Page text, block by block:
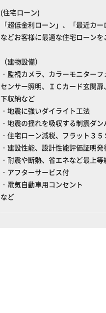
(住宅ローン)
「超低金利ローン」、「最近カ
などお客様に最適な住宅ローンを
（建物設備）
・監視カメラ、カラーモニター
センサー照明、ＩＣカード玄関
下収納など
・地震に強いダイライト工法
・地震の揺れを吸収する制震ダ
・住宅ローン減税、フラット３
・建設性能、設計性能評価証明発
・耐震や断熱、省エネなど最上
・アフターサービス付
・電気自動車用コンセント
など